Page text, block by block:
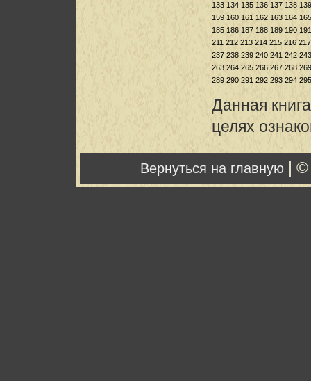
133 134 135 136 137 138 139
159 160 161 162 163 164 165
185 186 187 188 189 190 191
211 212 213 214 215 216 217
237 238 239 240 241 242 243
263 264 265 266 267 268 269
289 290 291 292 293 294 295
Данная
целях
Вернуться на главную |